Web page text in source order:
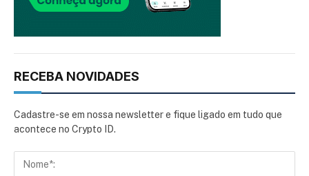
RECEBA NOVIDADES
Cadastre-se em nossa newsletter e fique ligado em tudo que
acontece no Crypto ID.